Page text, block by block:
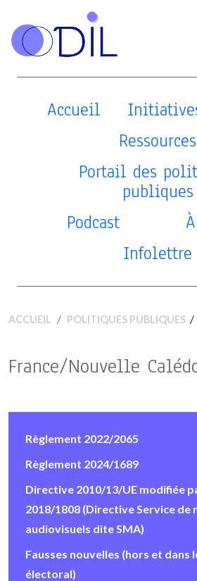
Accueil
Ressources
Portail des
publiques
Podcast
Infolettre
ACCUEIL POLITIQUES PUBLIQUES /
France/Nouvelle
Règlement 2022/2065
Règlement 2024/1689
Directive 2010/13/UE modifiée
2018/1808 (Directive Service de
audiovisuels dite SMA)
Fausses nouvelles (hors et dans
électoral)